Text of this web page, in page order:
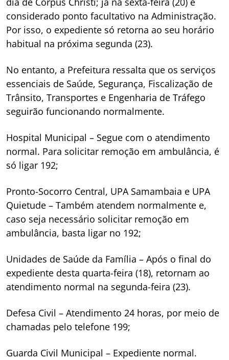
considerado ponto facultativo na Administração.
Por isso, o expediente só retorna ao seu horário
habitual na próxima segunda (23).
No entanto, a Prefeitura ressalta que os serviços
essenciais de Saúde, Segurança, Fiscalização de
Trânsito, Transportes e Engenharia de Tráfego
seguirão funcionando normalmente.
Hospital Municipal – Segue com o atendimento
normal. Para solicitar remoção em ambulância, é
só ligar 192;
Pronto-Socorro Central, UPA Samambaia e UPA
Quietude – Também atendem normalmente e,
caso seja necessário solicitar remoção em
ambulância, basta ligar no 192;
Unidades de Saúde da Família – Após o final do
expediente desta quarta-feira (18), retornam ao
atendimento normal na segunda-feira (23).
Defesa Civil – Atendimento 24 horas, por meio de
chamadas pelo telefone 199;
Guarda Civil Municipal – Expediente normal.